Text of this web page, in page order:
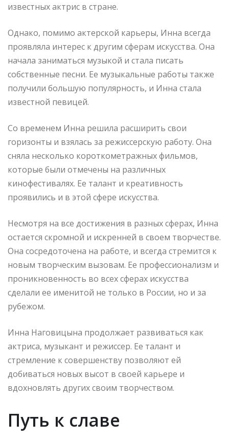
известных актрис в стране.
Однако, помимо актерской карьеры, Инна всегда
проявляла интерес к другим сферам искусства. Она
начала заниматься музыкой и стала писать
собственные песни. Ее музыкальные работы также
получили большую популярность, и Инна стала
известной певицей.
Со временем Инна решила расширить свои
горизонты и взялась за режиссерскую работу. Она
сняла несколько короткометражных фильмов,
которые были отмечены на различных
кинофестивалях. Ее талант и креативность
проявились и в этой сфере искусства.
Несмотря на все достижения в разных сферах, Инна
остается скромной и искренней в своем творчестве.
Она сосредоточена на работе, и всегда стремится к
новым творческим вызовам. Ее профессионализм и
проникновенность во всех сферах искусства
сделали ее именитой не только в России, но и за
рубежом.
Инна Наговицына продолжает развиваться как
актриса, музыкант и режиссер. Ее талант и
стремление к совершенству позволяют ей
добиваться новых высот в своей карьере и
вдохновлять других своим творчеством.
Путь к славе